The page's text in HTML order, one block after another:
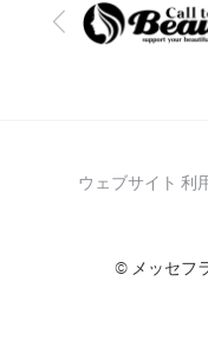
前
ウェブサイト 利
© メッセフ